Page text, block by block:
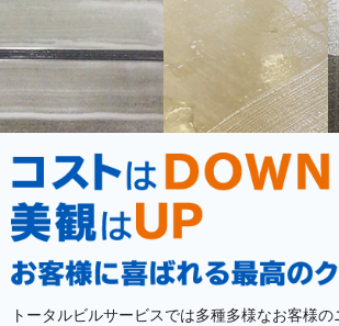
トータルビルサービスでは多種多様なお客様の